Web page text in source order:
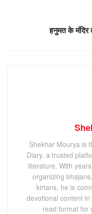
हनुमत के
Shekhar Mourya is
Diary, a trusted
literature. With
organizing
kirtans, he is
devotional content
read format for